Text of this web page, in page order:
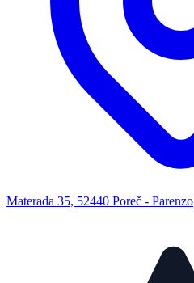
Materada 35, 52440 Poreč - Parenzo